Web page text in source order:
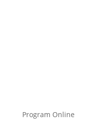
Program Online